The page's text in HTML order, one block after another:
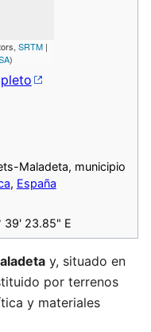
SRTM |
)
Maladeta, municipio
, España
39' 23.85" E
y, situado en
por terrenos
y materiales